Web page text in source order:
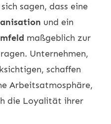
sagen, dass eine
und ein
maßgeblich zur
Unternehmen,
schaffen
Arbeitsatmosphäre,
die Loyalität ihrer